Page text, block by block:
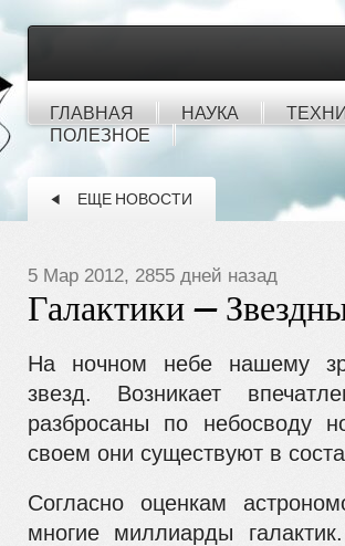
ГЛАВНАЯ НАУКА
ПОЛЕЗНОЕ
ЕЩЕ НОВОСТИ
5 Мар 2012, 2855 дней назад
Галактики —
Нa ночном небе нашему
звезд. Возникает
разбросаны по небосводу
своем они существуют в
Согласно оценкам
многие миллиарды